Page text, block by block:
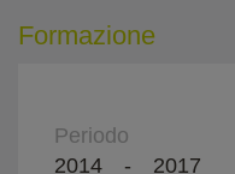
Formazione
Periodo
2014
- 2017